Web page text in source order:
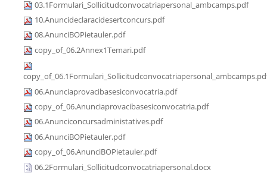
03.1Formulari_Sollicitudconvocatriapersonal_ambcamps.pdf
10.Anuncideclaracidesertconcurs.pdf
08.AnunciBOPietauler.pdf
copy_of_06.2Annex1Temari.pdf
06.Anunciaprovacibasesiconvocatria.pdf
copy_of_06.Anunciaprovacibasesiconvocatria.pdf
06.Anunciconcursadministatives.pdf
06.AnunciBOPietauler.pdf
copy_of_06.AnunciBOPietauler.pdf
06.2Formulari_Sollicitudconvocatriapersonal.docx